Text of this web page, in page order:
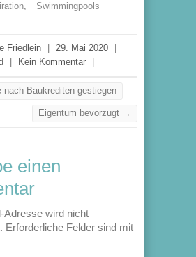
, Swimmingpools
Friedlein 29. Mai 2020
Kein Kommentar
nach Baukrediten gestiegen
Eigentum bevorzugt →
einen
Adresse wird nicht
Erforderliche Felder sind mit